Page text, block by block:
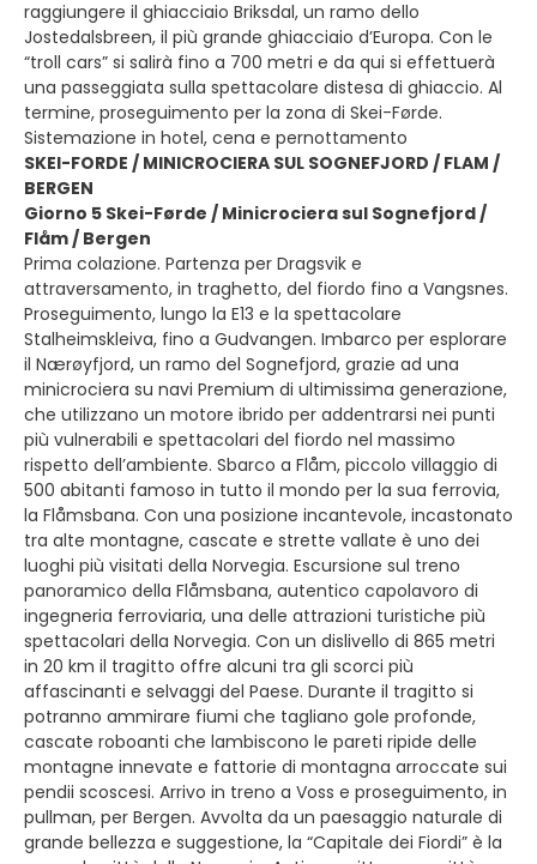
raggiungere il ghiacciaio Briksdal, un ramo dello
Jostedalsbreen, il più grande ghiacciaio d’Europa. Con le
“troll cars” si salirà fino a 700 metri e da qui si effettuerà
una passeggiata sulla spettacolare distesa di ghiaccio. Al
termine, proseguimento per la zona di Skei-Førde.
Sistemazione in hotel, cena e pernottamento
SKEI-FORDE / MINICROCIERA SUL SOGNEFJORD / FLAM /
BERGEN
Giorno 5 Skei-Førde / Minicrociera sul Sognefjord /
Flåm / Bergen
Prima colazione. Partenza per Dragsvik e
attraversamento, in traghetto, del fiordo fino a Vangsnes.
Proseguimento, lungo la E13 e la spettacolare
Stalheimskleiva, fino a Gudvangen. Imbarco per esplorare
il Nærøyfjord, un ramo del Sognefjord, grazie ad una
minicrociera su navi Premium di ultimissima generazione,
che utilizzano un motore ibrido per addentrarsi nei punti
più vulnerabili e spettacolari del fiordo nel massimo
rispetto dell’ambiente. Sbarco a Flåm, piccolo villaggio di
500 abitanti famoso in tutto il mondo per la sua ferrovia,
la Flåmsbana. Con una posizione incantevole, incastonato
tra alte montagne, cascate e strette vallate è uno dei
luoghi più visitati della Norvegia. Escursione sul treno
panoramico della Flåmsbana, autentico capolavoro di
ingegneria ferroviaria, una delle attrazioni turistiche più
spettacolari della Norvegia. Con un dislivello di 865 metri
in 20 km il tragitto offre alcuni tra gli scorci più
affascinanti e selvaggi del Paese. Durante il tragitto si
potranno ammirare fiumi che tagliano gole profonde,
cascate roboanti che lambiscono le pareti ripide delle
montagne innevate e fattorie di montagna arroccate sui
pendii scoscesi. Arrivo in treno a Voss e proseguimento, in
pullman, per Bergen. Avvolta da un paesaggio naturale di
grande bellezza e suggestione, la “Capitale dei Fiordi” è la